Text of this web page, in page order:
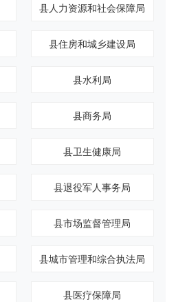
县人力资源和社会保障局
县住房和城乡建设局
县水利局
县商务局
县卫生健康局
县退役军人事务局
县市场监督管理局
县城市管理和综合执法局
县医疗保障局